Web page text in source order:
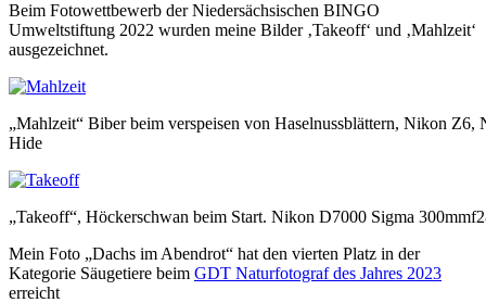
Beim Fotowettbewerb der Niedersächsischen BINGO
Umweltstiftung 2022 wurden meine Bilder ‚Takeoff‘ und ‚Mahlzeit‘
ausgezeichnet.
„Mahlzeit“ Biber beim verspeisen von Haselnussblättern, Nikon
Hide
„Takeoff“, Höckerschwan beim Start. Nikon D7000 Sigma
Mein Foto „Dachs im Abendrot“ hat den vierten Platz in der
Kategorie Säugetiere beim GDT Naturfotograf des Jahres 2023
erreicht